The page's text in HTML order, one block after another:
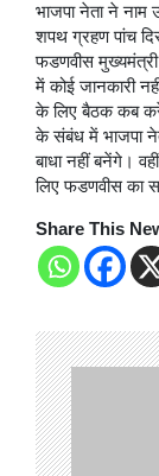
भाजपा नेता ने नाम
शपथ ग्रहण पांच
फडणवीस
में कोई जानकारी
के लिए बैठक कब
के संबंध में भाजपा
बाधा नहीं बनेंगे।
लिए फडणवीस का
Share This